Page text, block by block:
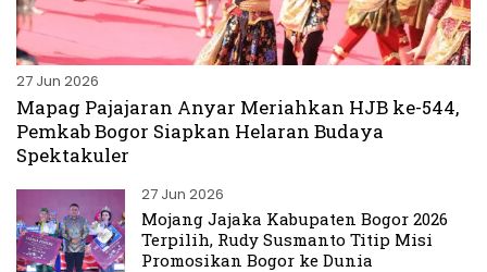
27 Jun 2026
Mapag Pajajaran Anyar Meriahkan HJB ke-544,
Pemkab Bogor Siapkan Helaran Budaya
Spektakuler
27 Jun 2026
Mojang Jajaka Kabupaten Bogor 2026
Terpilih, Rudy Susmanto Titip Misi
Promosikan Bogor ke Dunia